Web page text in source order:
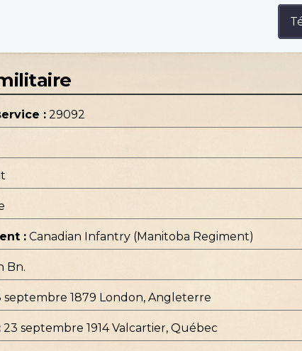
: 29092
: Canadian Infantry (Manitoba Regiment)
Bn.
septembre 1879 London, Angleterre
23 septembre 1914 Valcartier, Québec